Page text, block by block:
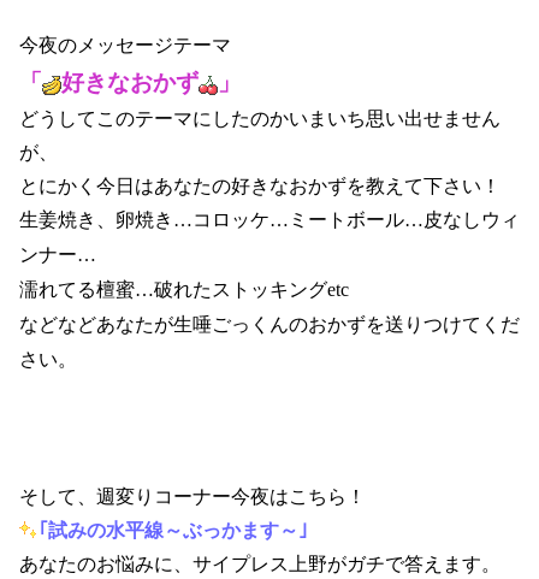
今夜のメッセージテーマ
「 好きなおかず 」
どうしてこのテーマにしたのかいまいち思い出せません
が、
とにかく今日はあなたの好きなおかずを教えて下さい！
生姜焼き、卵焼き…コロッケ…ミートボール…皮なしウィ
ンナー…
濡れてる檀蜜…破れたストッキングetc
などなどあなたが生唾ごっくんのおかずを送りつけてくだ
さい。
そして、週変りコーナー今夜はこちら！
｢試みの水平線～ぶっかます～｣
あなたのお悩みに、サイプレス上野がガチで答えます。